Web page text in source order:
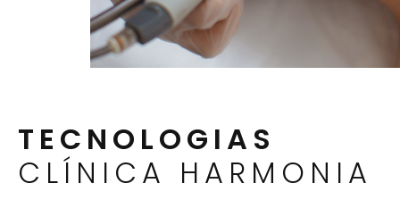
TECNOLOGIAS
CLÍNICA HARMONIA